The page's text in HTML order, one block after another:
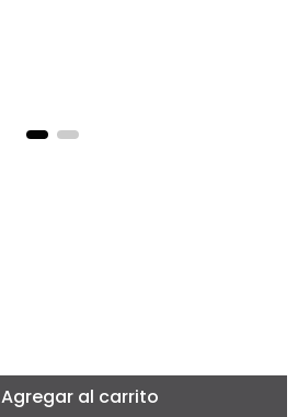
Agregar al carrito